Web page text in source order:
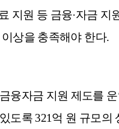
지원 등 금융·자금
상을 충족해야 한다.
융자금 지원 제도를
도록 321억 원 규모